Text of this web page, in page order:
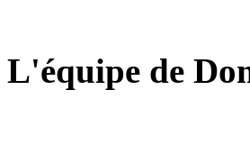
L'équipe de